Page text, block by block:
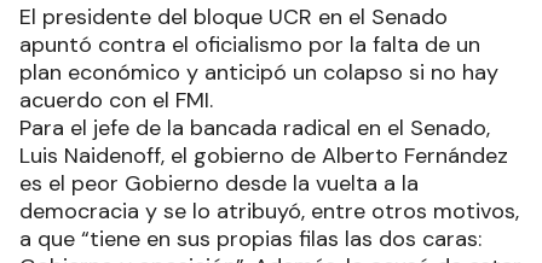
El presidente del bloque UCR en el Senado
apuntó contra el oficialismo por la falta de un
plan económico y anticipó un colapso si no hay
acuerdo con el FMI.
Para el jefe de la bancada radical en el Senado,
Luis Naidenoff, el gobierno de Alberto Fernández
es el peor Gobierno desde la vuelta a la
democracia y se lo atribuyó, entre otros motivos,
a que “tiene en sus propias filas las dos caras: